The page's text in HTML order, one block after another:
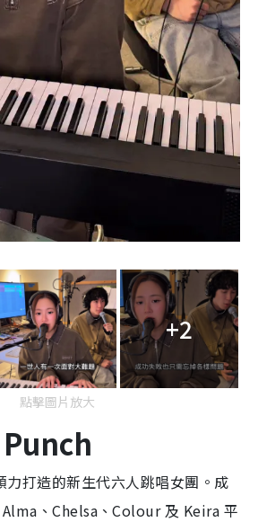
+2
點擊圖片放大
力打造的新生代六人跳唱女團。成
、Chelsa、Colour 及 Keira 平